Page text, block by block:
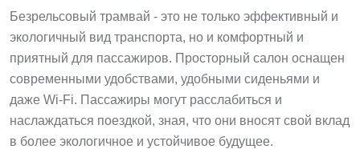
Безрельсовый трамвай - это не только эффективный и
экологичный вид транспорта, но и комфортный и
приятный для пассажиров. Просторный салон оснащен
современными удобствами, удобными сиденьями и
даже Wi-Fi. Пассажиры могут расслабиться и
наслаждаться поездкой, зная, что они вносят свой вклад
в более экологичное и устойчивое будущее.